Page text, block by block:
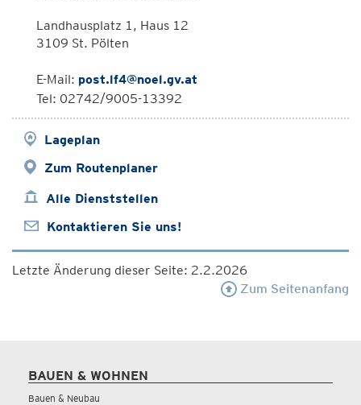
Landhausplatz 1, Haus 12
3109 St. Pölten
E-Mail: post.lf4@noel.gv.at
Tel: 02742/9005-13392
Lageplan
Zum Routenplaner
Alle Dienststellen
Kontaktieren Sie uns!
Letzte Änderung dieser Seite: 2.2.2026
Zum Seitenanfang
BAUEN & WOHNEN
Bauen & Neubau